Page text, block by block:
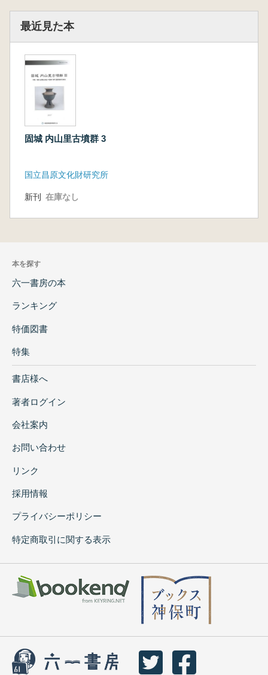
最近見た本
固城 内山里古墳群 3
国立昌原文化財研究所
新刊 在庫なし
本を探す
六一書房の本
ランキング
特価図書
特集
書店様へ
著者ログイン
会社案内
お問い合わせ
リンク
採用情報
プライバシーポリシー
特定商取引に関する表示